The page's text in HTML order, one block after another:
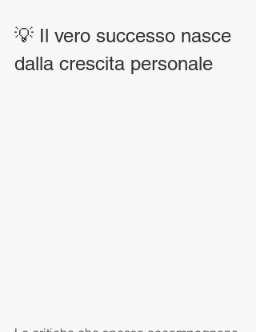
💡 Il vero successo nasce
dalla crescita personale